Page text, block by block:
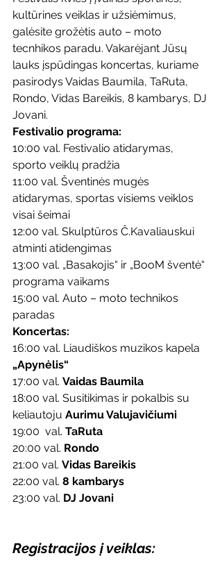
kultūrines veiklas ir užsiėmimus,
galėsite grožėtis auto – moto
tecnhikos paradu. Vakarėjant Jūsų
lauks įspūdingas koncertas, kuriame
pasirodys Vaidas Baumila, TaRuta,
Rondo, Vidas Bareikis, 8 kambarys, DJ
Jovani.
Festivalio programa:
10:00 val. Festivalio atidarymas,
sporto veiklų pradžia
11:00 val. Šventinės mugės
atidarymas, sportas visiems veiklos
visai šeimai
12:00 val. Skulptūros Č.Kavaliauskui
atminti atidengimas
13:00 val. „Basakojis“ ir „BooM šventė“
programa vaikams
15:00 val. Auto – moto technikos
paradas
Koncertas:
16:00 val. Liaudiškos muzikos kapela
„Apynėlis“
17:00 val. Vaidas Baumila
18:00 val. Susitikimas ir pokalbis su
keliautoju Aurimu Valujavičiumi
19:00  val. TaRuta
20:00 val. Rondo
21:00 val. Vidas Bareikis
22:00 val. 8 kambarys
23:00 val. DJ Jovani
Registracijos į veiklas: